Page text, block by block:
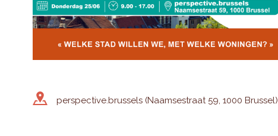
perspective.brussels (Naamsestraat 59, 1000 Brussel)